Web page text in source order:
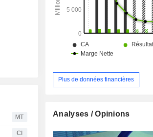
MT
CI
Plus de données financières
Analyses / Opinions